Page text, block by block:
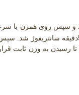
تا رسیدن به وزن ثابت